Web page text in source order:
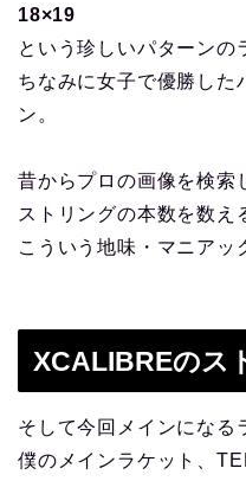
18×19
という珍しいパターンの
ちなみに女子で優勝した
ン。
昔からプロの画像を検索
ストリングの本数を数え
こういう地味・マニアッ
XCALIBREのス
そして今回メインになる
僕のメインラケット、